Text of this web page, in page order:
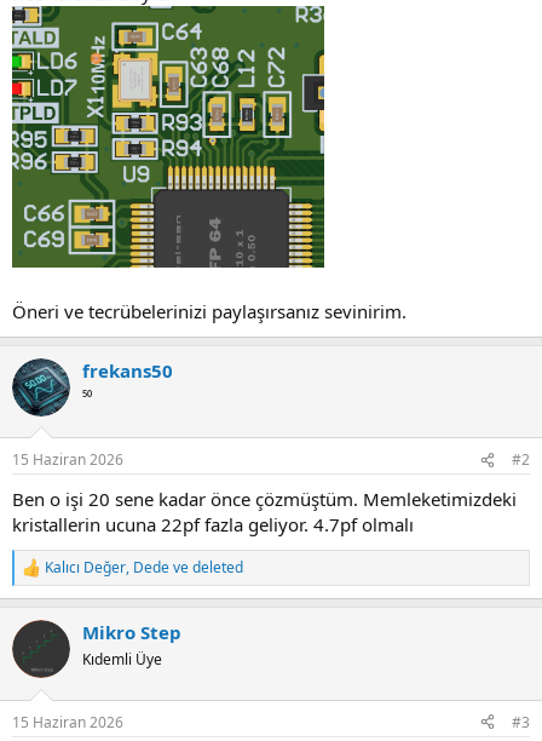
Öneri ve tecrübelerinizi paylaşırsanız sevinirim.
frekans50
⁵⁰
15 Haziran 2026 #2
Ben o işi 20 sene kadar önce çözmüştüm. Memleketimizdeki
kristallerin ucuna 22pf fazla geliyor. 4.7pf olmalı
R
e
c
t
i
s
Kalıcı Değer, Dedevedeleted
Mikro Step
Kıdemli Üye
15 Haziran 2026 #3